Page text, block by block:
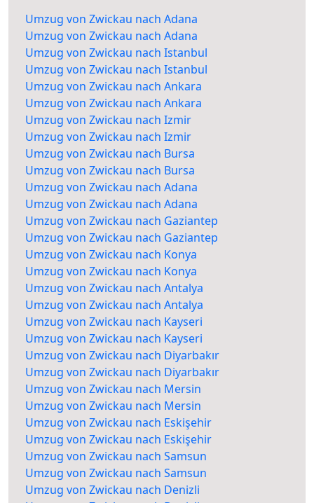
Umzug von Zwickau nach Adana
Umzug von Zwickau nach Adana
Umzug von Zwickau nach Istanbul
Umzug von Zwickau nach Istanbul
Umzug von Zwickau nach Ankara
Umzug von Zwickau nach Ankara
Umzug von Zwickau nach Izmir
Umzug von Zwickau nach Izmir
Umzug von Zwickau nach Bursa
Umzug von Zwickau nach Bursa
Umzug von Zwickau nach Adana
Umzug von Zwickau nach Adana
Umzug von Zwickau nach Gaziantep
Umzug von Zwickau nach Gaziantep
Umzug von Zwickau nach Konya
Umzug von Zwickau nach Konya
Umzug von Zwickau nach Antalya
Umzug von Zwickau nach Antalya
Umzug von Zwickau nach Kayseri
Umzug von Zwickau nach Kayseri
Umzug von Zwickau nach Diyarbakır
Umzug von Zwickau nach Diyarbakır
Umzug von Zwickau nach Mersin
Umzug von Zwickau nach Mersin
Umzug von Zwickau nach Eskişehir
Umzug von Zwickau nach Eskişehir
Umzug von Zwickau nach Samsun
Umzug von Zwickau nach Samsun
Umzug von Zwickau nach Denizli